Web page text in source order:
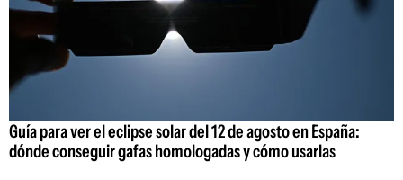
Guía para ver el eclipse solar del 12 de agosto en España:
dónde conseguir gafas homologadas y cómo usarlas